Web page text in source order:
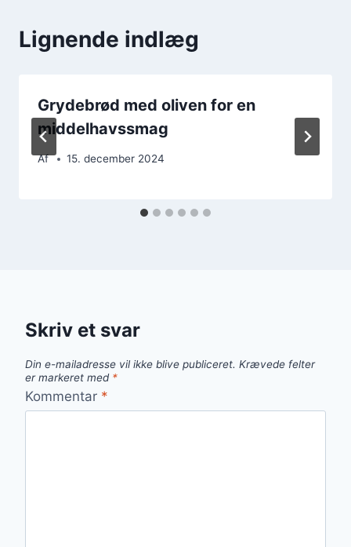
Lignende indlæg
Grydebrød med oliven for en
middelhavssmag
Af 15. december 2024
Skriv et svar
Din e-mailadresse vil ikke blive publiceret. Krævede felter
er markeret med *
Kommentar *